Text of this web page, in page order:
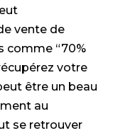
vente de
comme “70%
votre
être un beau
au
se retrouver